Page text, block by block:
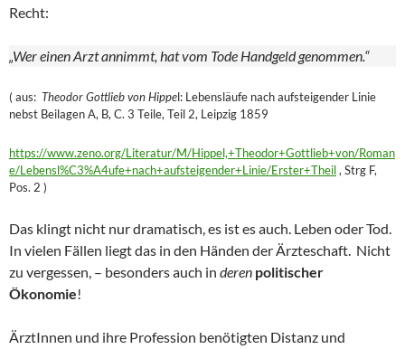
Recht:
„Wer einen Arzt annimmt, hat vom Tode Handgeld genommen.“
( aus: Theodor Gottlieb von Hippel: Lebensläufe nach aufsteigender Linie
nebst Beilagen A, B, C. 3 Teile, Teil 2, Leipzig 1859
https://www.zeno.org/Literatur/M/Hippel,+Theodor+Gottlieb+von/Roman
e/Lebensl%C3%A4ufe+nach+aufsteigender+Linie/Erster+Theil, Strg F,
Pos. 2 )
Das klingt nicht nur dramatisch, es ist es auch. Leben oder Tod.
In vielen Fällen liegt das in den Händen der Ärzteschaft. Nicht
zu vergessen, – besonders auch in deren politischer
Ökonomie!
ÄrztInnen und ihre Profession benötigten Distanz und